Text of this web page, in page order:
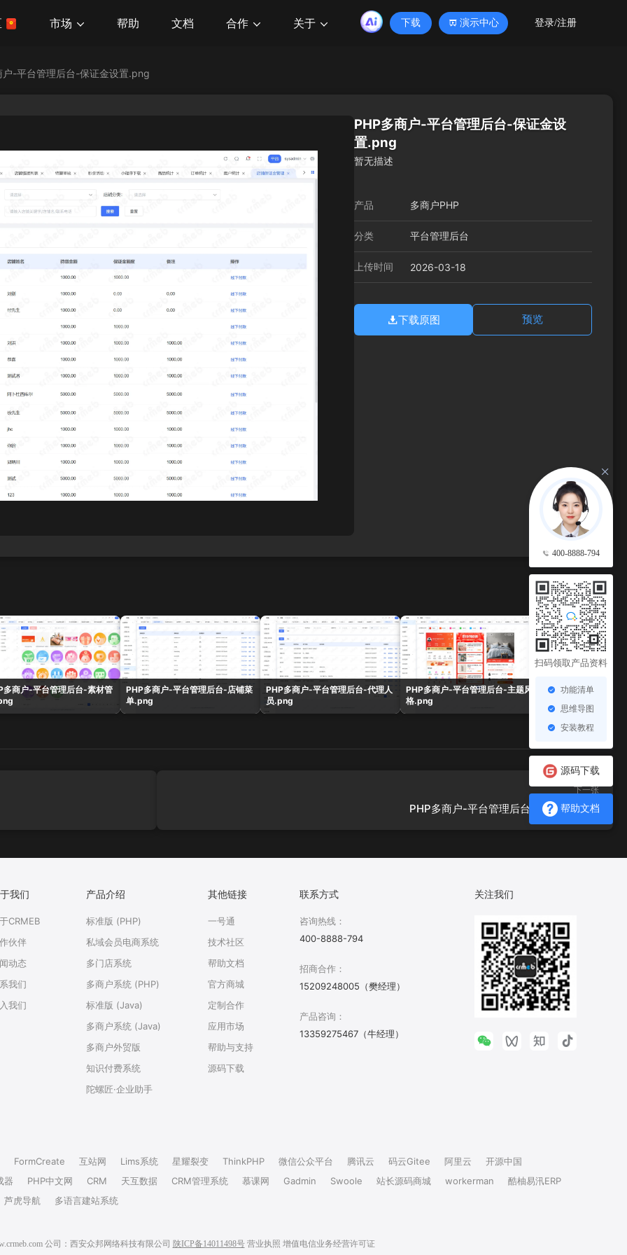
市场 帮助 文档 合作 关于 下载 演示中心 登录/注册
400-8888-794
扫码领取产品资料
功能清单
思维导图
安装教程
源码下载
帮助文档
户-平台管理后台-保证金设置.png
PHP多商户-平台管理后台-保证金设
置.png
暂无描述
产品 多商户PHP
分类 平台管理后台
上传时间 2026-03-18
下载原图 预览
查看更多 →
多商户-平台管理后台-素材管
PHP多商户-平台管理后台-店铺菜
单.png
PHP多商户-平台管理后台-代理人
员.png
PHP多商户-平台管理后台-主题风
格.png
PHP多商户-平台管
下一张
PHP多商户-平台管理后台-商品统计.png
我们
CRMEB
伙伴
动态
我们
我们
产品介绍
标准版 (PHP)
私域会员电商系统
多门店系统
多商户系统 (PHP)
标准版 (Java)
多商户系统 (Java)
多商户外贸版
知识付费系统
陀螺匠·企业助手
其他链接
一号通
技术社区
帮助文档
官方商城
定制合作
应用市场
帮助与支持
源码下载
联系方式
咨询热线：
400-8888-794
招商合作：
15209248005（樊经理）
产品咨询：
13359275467（牛经理）
关注我们
FormCreate 互站网 Lims系统 星耀裂变 ThinkPHP 微信公众平台 腾讯云 码云Gitee 阿里云
开源中国
器
PHP中文网 CRM 天互数据 CRM管理系统 慕课网 Gadmin Swoole 站长源码商城 workerman
酷柚易汛ERP
芦虎导航
多语言建站系统
公司：西安众邦网络科技有限公司 陕ICP备14011498号 营业执照 增值电信业务经营许可证